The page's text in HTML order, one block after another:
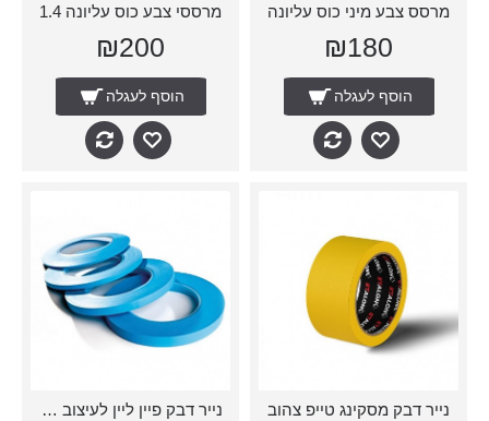
מרסס צבע מיני כוס עליונה
₪180
הוסף לעגלה
מרססי צבע כוס עליונה 1.4
₪200
הוסף לעגלה
נייר דבק מסקינג טייפ צהוב נייר דבק פיין ליין לעיצוב 3 ממ